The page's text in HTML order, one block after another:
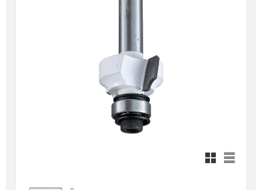
Rutnätsvy
Listvy